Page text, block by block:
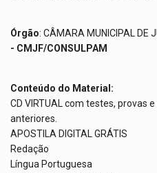
Órgão: CÂMARA MUNICIPAL DE
- CMJF/CONSULPAM
Conteúdo do Material:
CD VIRTUAL com testes, provas
anteriores.
APOSTILA DIGITAL GRÁTIS
Redação
Língua Portuguesa